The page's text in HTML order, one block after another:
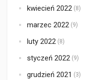
kwiecień 2022 (8)
marzec 2022 (9)
luty 2022 (8)
styczeń 2022 (9)
grudzień 2021 (3)